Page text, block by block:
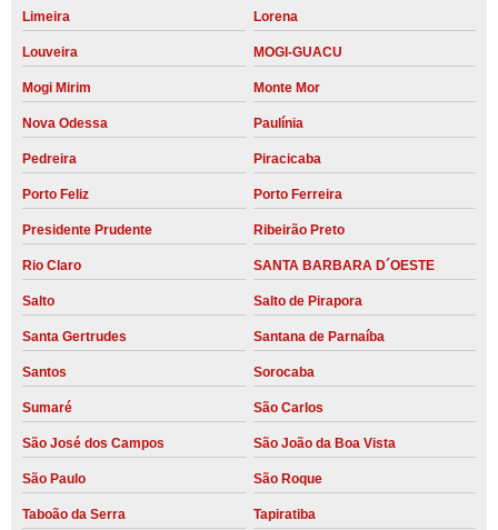
Limeira Lorena
Louveira MOGI-GUACU
Mogi Mirim Monte Mor
Nova Odessa Paulínia
Pedreira Piracicaba
Porto Feliz Porto Ferreira
Presidente Prudente Ribeirão Preto
Rio Claro SANTA BARBARA D´OESTE
Salto Salto de Pirapora
Santa Gertrudes Santana de Parnaíba
Santos Sorocaba
Sumaré São Carlos
São José dos Campos São João da Boa Vista
São Paulo São Roque
Taboão da Serra Tapiratiba